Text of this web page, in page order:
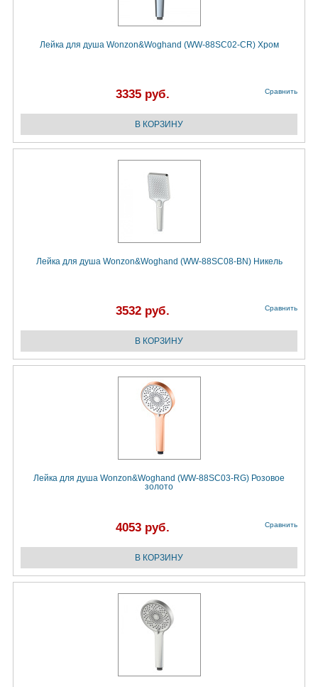
Лейка для душа Wonzon&Woghand (WW-88SC02-CR) Хром
3335 руб. Сравнить
Лейка для душа Wonzon&Woghand (WW-88SC08-BN) Никель
3532 руб. Сравнить
Лейка для душа Wonzon&Woghand (WW-88SC03-RG) Розовое
золото
4053 руб. Сравнить